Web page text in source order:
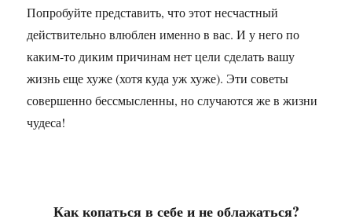
Попробуйте представить, что этот несчастный
действительно влюблен именно в вас. И у него по
каким-то диким причинам нет цели сделать вашу
жизнь еще хуже (хотя куда уж хуже). Эти советы
совершенно бессмысленны, но случаются же в жизни
чудеса!
Как копаться в себе и не облажаться?